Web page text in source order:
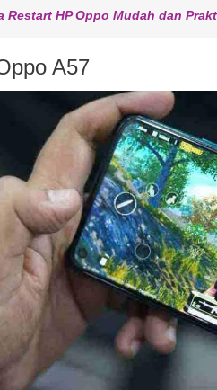
Restart HP Oppo Mudah dan
A57